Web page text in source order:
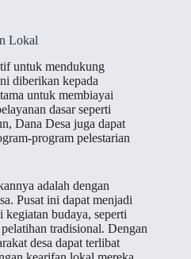
Lokal
untuk mendukung
diberikan kepada
untuk membiayai
dasar seperti
Dana Desa juga dapat
program pelestarian
adalah dengan
Pusat ini dapat menjadi
kegiatan budaya, seperti
tradisional. Dengan
desa dapat terlibat